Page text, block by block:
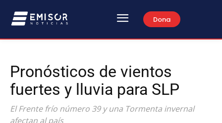
Dona
Pronósticos de vientos
fuertes y lluvia para SLP
El Frente frío número 39 y una Tormenta invernal
afectan al país